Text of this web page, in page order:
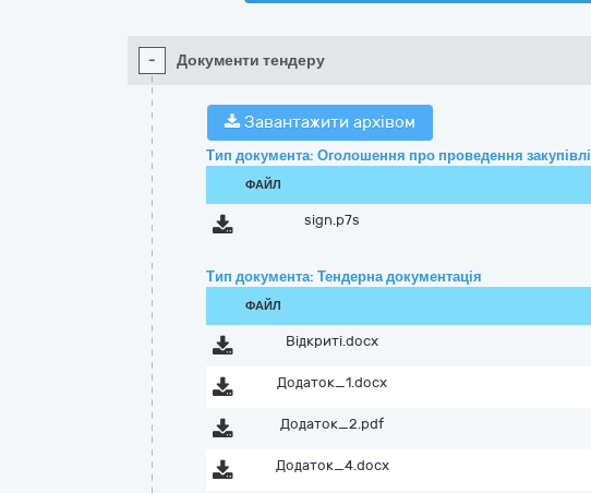
- Документи тендеру
Завантажити архівом
Тип документа: Оголошення про проведення закупівлі
ФАЙЛ
sign.p7s
Тип документа: Тендерна документація
ФАЙЛ
Відкриті.docx
Додаток_1.docx
Додаток_2.pdf
Додаток_4.docx